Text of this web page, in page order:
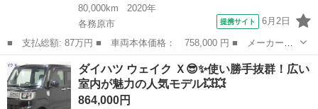
80,000km
2020年
各務原市
提携サイト 6月2日
■ 支払総額: 87万円 ■ 車両本体価格： 758,000 円 ■ メーカー
名： ダイハツ ■ 車種名： ウェイク ■ グレード名： Ｇターボ
リミテッドＳＡＩＩＩ フルセグナビ バックカメラ （オレンジ）
■ 排気量： ...
岐阜 各務原市 ウェイク
ダイハツ ウェイク Ｘ😎✨使い勝手抜群！広い
室内が魅力の人気モデル💥💥
864,000円